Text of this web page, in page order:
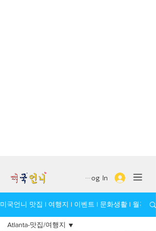
Log In
미국언니 맛집 l 여행지 l 이벤트 l 문화생활 l 월간 모
Atlanta-맛집/여행지